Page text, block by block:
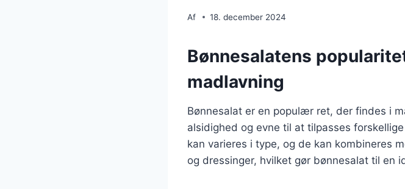
Af 18. december 2024
Bønnesalatens
madlavning
Bønnesalat er en populær ret, der findes i
alsidighed og evne til at tilpasses
kan varieres i type, og de kan kombineres
og dressinger, hvilket gør bønnesalat til en